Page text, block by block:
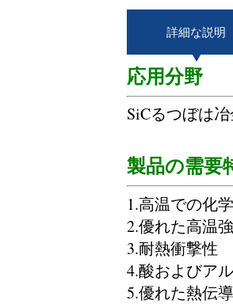
詳細な説明
応用分野
SiCるつぼは
製品の需要
1.高温での化
2.優れた高温
3.耐熱衝撃性
4.酸およびア
5.優れた熱伝